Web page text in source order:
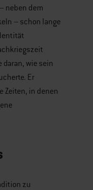
neben dem
– schon lange
wie sein
Er
Zeiten, in denen
zu